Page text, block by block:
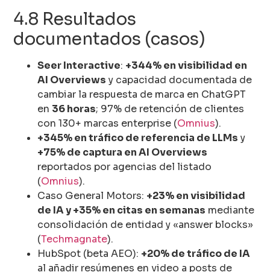
4.8 Resultados
documentados (casos)
Seer Interactive: +344% en visibilidad en
AI Overviews y capacidad documentada de
cambiar la respuesta de marca en ChatGPT
en 36 horas; 97% de retención de clientes
con 130+ marcas enterprise (Omnius).
+345% en tráfico de referencia de LLMs y
+75% de captura en AI Overviews
reportados por agencias del listado
(Omnius).
Caso General Motors: +23% en visibilidad
de IA y +35% en citas en semanas mediante
consolidación de entidad y «answer blocks»
(Techmagnate).
HubSpot (beta AEO): +20% de tráfico de IA
al añadir resúmenes en video a posts de